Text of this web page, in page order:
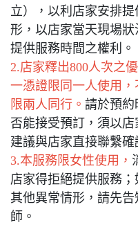
立），以利店家安排
形，以店家當天現場
提供服務時間之權利。
2.店家釋出800人次之
一憑證限同一人使用
限兩人同行。 請於預約
否能接受預訂，須以店
建議與店家直接聯繫確
3.本服務限女性使用，
店家得拒絕提供服務
其他異常情形，請先
師。